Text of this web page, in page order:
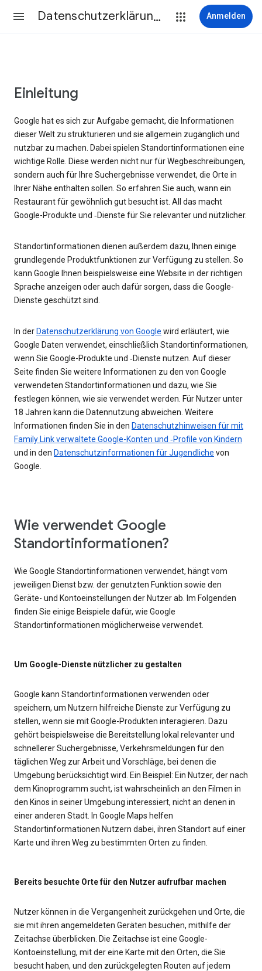
Datenschutzerklärung & Nutzungsbedingungen Anmelden
Einleitung
Google hat es sich zur Aufgabe gemacht, die Informationen
dieser Welt zu strukturieren und sie allgemein zugänglich und
nutzbar zu machen. Dabei spielen Standortinformationen eine
wichtige Rolle. Diese werden nicht nur für Wegbeschreibungen,
sondern auch für Ihre Suchergebnisse verwendet, die Orte in
Ihrer Nähe enthalten sollen. So erfahren Sie auch, wann ein
Restaurant für gewöhnlich gut besucht ist. All das macht
Google-Produkte und ‑Dienste für Sie relevanter und nützlicher.
Standortinformationen dienen außerdem dazu, Ihnen einige
grundlegende Produktfunktionen zur Verfügung zu stellen. So
kann Google Ihnen beispielsweise eine Website in der richtigen
Sprache anzeigen oder auch dafür sorgen, dass die Google-
Dienste geschützt sind.
In der Datenschutzerklärung von Google wird erläutert, wie
Google Daten verwendet, einschließlich Standortinformationen,
wenn Sie Google-Produkte und ‑Dienste nutzen. Auf dieser
Seite finden Sie weitere Informationen zu den von Google
verwendeten Standortinformationen und dazu, wie Sie
festlegen können, wie sie verwendet werden. Für Nutzer unter
18 Jahren kann die Datennutzung abweichen. Weitere
Informationen finden Sie in den Datenschutzhinweisen für mit
Family Link verwaltete Google-Konten und ‑Profile von Kindern
und in den Datenschutzinformationen für Jugendliche von
Google.
Wie verwendet Google
Standortinformationen?
Wie Google Standortinformationen verwendet, hängt vom
jeweiligen Dienst bzw. der genutzten Funktion sowie den
Geräte- und Kontoeinstellungen der Nutzer ab. Im Folgenden
finden Sie einige Beispiele dafür, wie Google
Standortinformationen möglicherweise verwendet.
Um Google-Dienste nützlicher zu gestalten
Google kann Standortinformationen verwenden oder
speichern, um Nutzern hilfreiche Dienste zur Verfügung zu
stellen, wenn sie mit Google-Produkten interagieren. Dazu
gehört beispielsweise die Bereitstellung lokal relevanter und
schnellerer Suchergebnisse, Verkehrsmeldungen für den
täglichen Weg zur Arbeit und Vorschläge, bei denen die
Umgebung berücksichtigt wird. Ein Beispiel: Ein Nutzer, der nach
dem Kinoprogramm sucht, ist wahrscheinlich an den Filmen in
den Kinos in seiner Umgebung interessiert, nicht an denen in
einer anderen Stadt. In Google Maps helfen
Standortinformationen Nutzern dabei, ihren Standort auf einer
Karte und ihren Weg zu bestimmten Orten zu finden.
Bereits besuchte Orte für den Nutzer aufrufbar machen
Nutzer können in die Vergangenheit zurückgehen und Orte, die
sie mit ihren angemeldeten Geräten besuchen, mithilfe der
Zeitachse überblicken. Die Zeitachse ist eine Google-
Kontoeinstellung, mit der eine Karte mit den Orten, die Sie
besucht haben, und den zurückgelegten Routen auf jedem